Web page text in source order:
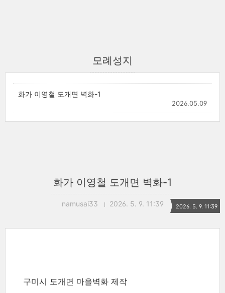
모례성지
화가 이영철 도개면 벽화-1
2026.05.09
화가 이영철 도개면 벽화-1
namusai33 2026. 5. 9. 11:39 2026. 5. 9. 11:39
구미시 도개면 마을벽화 제작